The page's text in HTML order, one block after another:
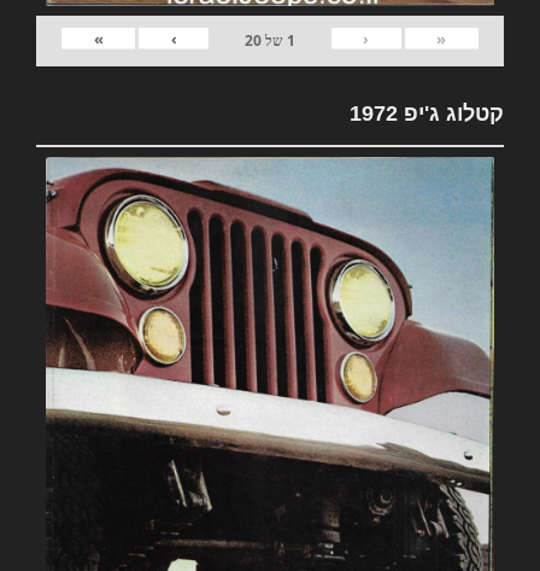
«
‹
1 של20
›
»
קטלוג ג'יפ 1972